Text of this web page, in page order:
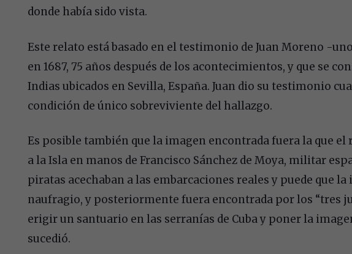
donde había sido vista.
Este relato está basado en el testimonio de Juan Moreno -
en 1687, 75 años después de los acontecimientos, y que se
Indias ubicados en Sevilla, España. Juan dio su testimonio
condición de único sobreviviente del hallazgo.
Es posible también que la imagen encontrada fuera la que
a la Isla en manos de Francisco Sánchez de Moya, militar
piratas acechaban a las embarcaciones reales y puede que
naufragio, y posteriormente fuera encontrada por los “tres
erigir un santuario en las serranías de Cuba y poner la
sucedió.